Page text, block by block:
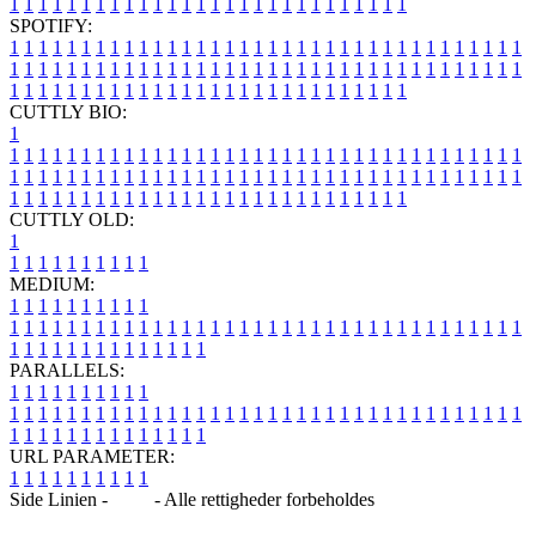
SPOTIFY:
1 1 1 1 1 1 1 1 1 1 1 1 1 1 1 1 1 1 1 1 1 1 1 1 1 1 1 1 1 1 1 1 1 1 1 1
1 1 1 1 1 1 1 1 1 1 1 1 1 1 1 1 1 1 1 1 1 1 1 1 1 1 1 1 1 1 1 1 1 1 1 1
1 1 1 1 1 1 1 1 1 1 1 1 1 1 1 1 1 1 1 1 1 1 1 1 1 1 1 1
CUTTLY BIO:
1
1 1 1 1 1 1 1 1 1 1 1 1 1 1 1 1 1 1 1 1 1 1 1 1 1 1 1 1 1 1 1 1 1 1 1 1
1 1 1 1 1 1 1 1 1 1 1 1 1 1 1 1 1 1 1 1 1 1 1 1 1 1 1 1 1 1 1 1 1 1 1 1
1 1 1 1 1 1 1 1 1 1 1 1 1 1 1 1 1 1 1 1 1 1 1 1 1 1 1 1
CUTTLY OLD:
1
1 1 1 1 1 1 1 1 1 1
MEDIUM:
1 1 1 1 1 1 1 1 1 1
1 1 1 1 1 1 1 1 1 1 1 1 1 1 1 1 1 1 1 1 1 1 1 1 1 1 1 1 1 1 1 1 1 1 1 1
1 1 1 1 1 1 1 1 1 1 1 1 1 1
PARALLELS:
1 1 1 1 1 1 1 1 1 1
1 1 1 1 1 1 1 1 1 1 1 1 1 1 1 1 1 1 1 1 1 1 1 1 1 1 1 1 1 1 1 1 1 1 1 1
1 1 1 1 1 1 1 1 1 1 1 1 1 1
URL PARAMETER:
1 1 1 1 1 1 1 1 1 1
Side Linien -
- Alle rettigheder forbeholdes